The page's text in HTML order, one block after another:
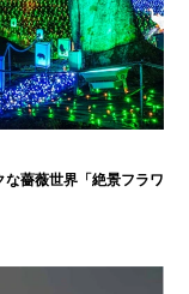
薔薇世界「絶景フラワ